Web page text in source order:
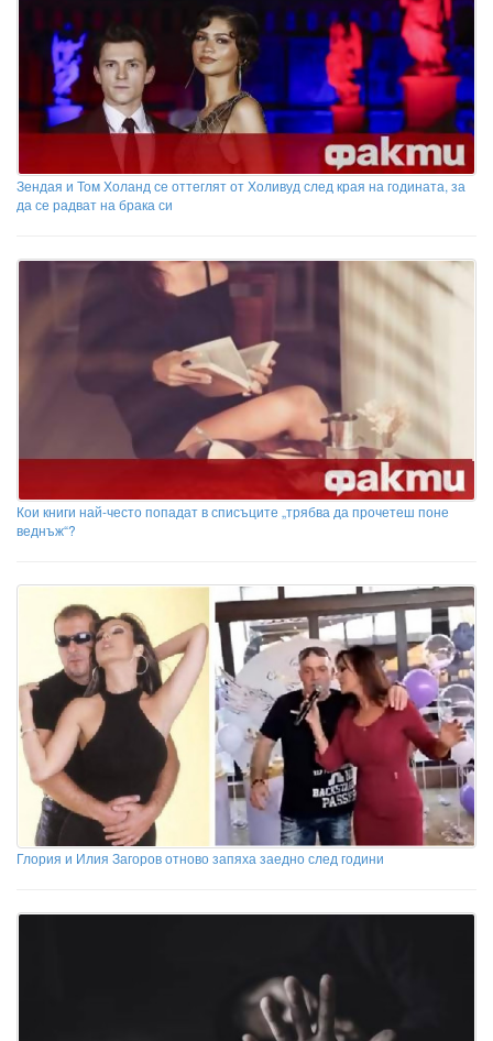
Зендая и Том Холанд се оттеглят от Холивуд след края на годината, за
да се радват на брака си
Кои книги най-често попадат в списъците „трябва да прочетеш поне
веднъж“?
Глория и Илия Загоров отново запяха заедно след години